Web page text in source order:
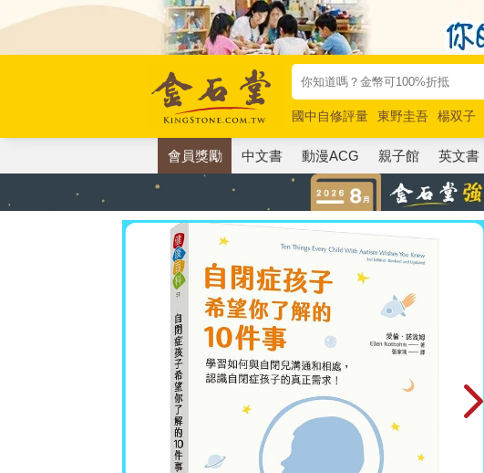
國中自修評量 東野圭吾 楊双子
唯紅花綻放
奧德賽 路邊攤新作
會員獎勵 中文書 動漫ACG 親子館 英文書